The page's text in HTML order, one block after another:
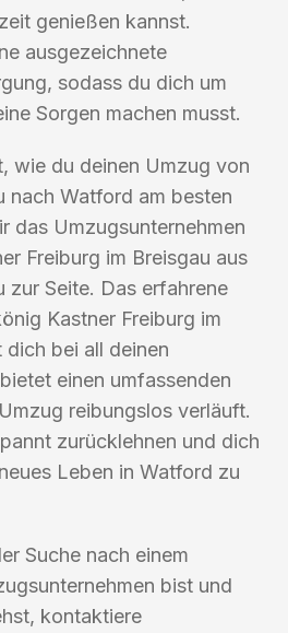
genießen kannst.
ausgezeichnete
sodass du dich um
Sorgen machen musst.
wie du deinen Umzug von
nach Watford am besten
das Umzugsunternehmen
Freiburg im Breisgau aus
zur Seite. Das erfahrene
Kastner Freiburg im
bei all deinen
einen umfassenden
reibungslos verläuft.
zurücklehnen und dich
Leben in Watford zu
Suche nach einem
bist und
kontaktiere